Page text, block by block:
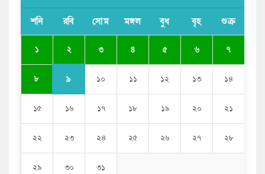
পাঠাতেন ইসলামী বিশ্ববিদ্যালয়ের ছাত্রী
এনসিপি নেতা
শনি রবি সোম মঙ্গল বুধ বৃহ শুক্র
১ ২ ৩ ৪ ৫ ৬ ৭
৮ ৯ ১০ ১১ ১২ ১৩ ১৪
১৫ ১৬ ১৭ ১৮ ১৯ ২০ ২১
২২ ২৩ ২৪ ২৫ ২৬ ২৭ ২৮
২৯ ৩০ ৩১